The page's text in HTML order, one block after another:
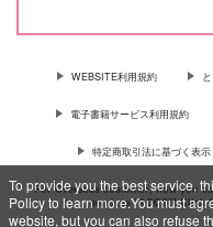
To provide you the best service,
Policy to learn more.You must
website, but you can also refuse
WEBSITE利用規約
電子書籍サービス利用規約
特定商取引法に基づく表示
For Overseas customer, now you
services “AOCS”!